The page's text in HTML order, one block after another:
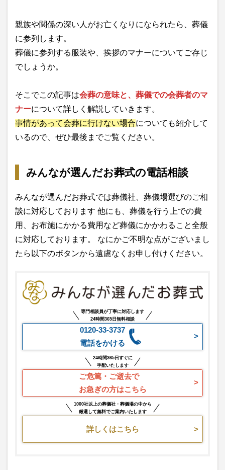
親族や関係の深い人がお亡くなりになられたら、葬儀
に参列します。
葬儀に参列する服装や、挨拶のマナーについてご存じ
でしょうか。
そこでこの記事は会葬の意味と、葬儀での会葬者のマ
ナーについて詳しく解説していきます。
事情があって会葬に行けない場合についても紹介して
いるので、ぜひ最後までご覧ください。
みんなが選んだお葬式の電話相談
みんなが選んだお葬式では葬儀社、葬儀場選びのご相
談に対応しております 他にも、葬儀を行う上での費
用、お布施にかかる費用など葬儀にかかわること全般
に対応しております。 なにかご不明な点がございまし
たら以下のボタンから遠慮なくお申し付けください。
専門相談員が丁寧に対応します
24時間365日無料相談
0120-33-3737
電話をかける
24時間365日すぐに
手配いたします
ご危篤・ご逝去で
お急ぎの方はこちら
1000社以上の葬儀社・葬儀場の中から
厳選して無料でご案内いたします
詳しくはこちら